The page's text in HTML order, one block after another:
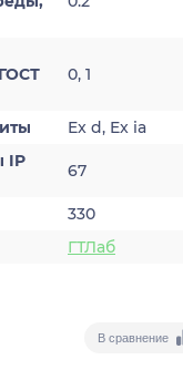
0, 1
Ex d, Ex ia
IP
67
330
ГТЛаб
В сравнение